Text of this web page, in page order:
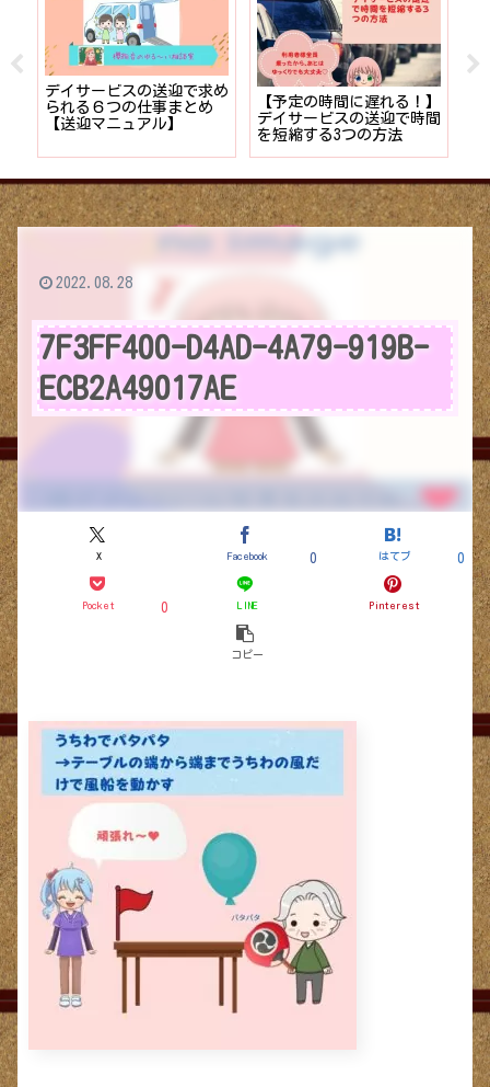
デイサービスの送迎で求め
られる６つの仕事まとめ
【送迎マニュアル】
【予定の時間に遅れる！】
デイサービスの送迎で時間
を短縮する3つの方法
7F3FF400-D4AD-4A79-919B-
ECB2A49017AE
X Facebook 0 はてブ 0
Pocket 0 LINE Pinterest
コピー
2022.08.28